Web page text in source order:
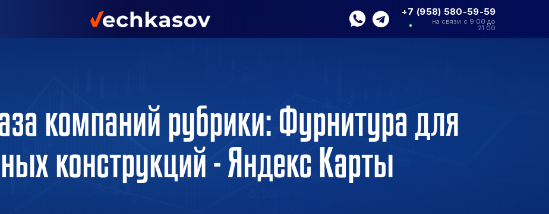
+7 (958) 580-59-59
на связи с 9:00 до
21:00
компаний рубрики: Фурнитура для
конструкций - Яндекс Карты